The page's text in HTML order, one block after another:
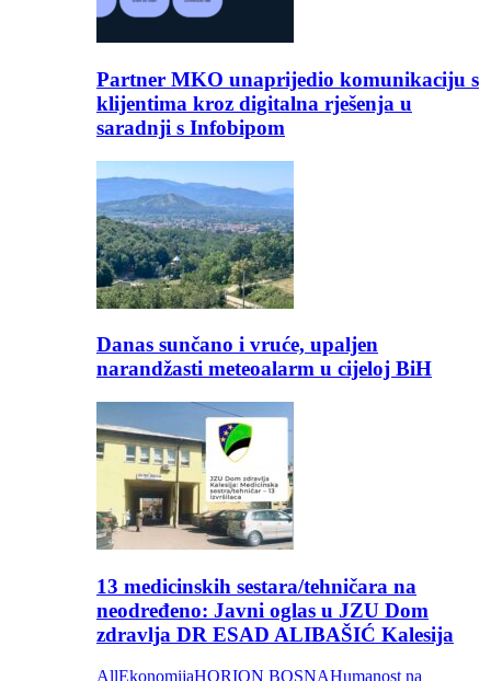
Partner MKO unaprijedio komunikaciju s
klijentima kroz digitalna rješenja u
saradnji s Infobipom
Danas sunčano i vruće, upaljen
narandžasti meteoalarm u cijeloj BiH
13 medicinskih sestara/tehničara na
neodređeno: Javni oglas u JZU Dom
zdravlja DR ESAD ALIBAŠIĆ Kalesija
AllEkonomijaHORION BOSNAHumanost na